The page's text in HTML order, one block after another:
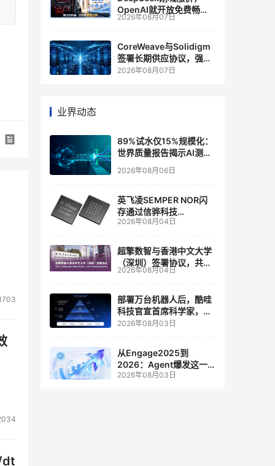
dt
OpenAI就开放免费畅
聊？大模型定价的平行宇
2026年08月07日
CoreWeave与Solidigm
签署长期供应协议，强化
一体化人工智能云平台
2026年08月07日
业界动态
89%试水仅15%规模化：
世界质量报告揭示AI测
试"落地鸿沟"
2026年08月06日
英飞凌SEMPER NOR闪
存通过信骅科技
AST2700 BMC认证，全
管理
2026年08月04日
超擎数智与香港中文大学
（深圳）签署协议，共建
人工智能和边缘计算联合
2026年08月04日
部署万台机器人后，酷哇
科技官宣首席科学家，要
让世界模型交付生产力
2026年08月03日
从Engage2025到
2026：Agent爆发这一
年，AI CRM 走到哪了
2026年08月03日